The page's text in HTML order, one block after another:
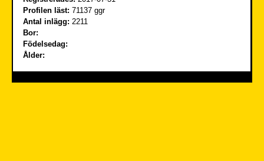
Profilen läst: 71137 ggr
Antal inlägg: 2211
Bor:
Födelsedag:
Ålder: